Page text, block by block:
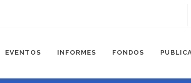
EVENTOS INFORMES FONDOS